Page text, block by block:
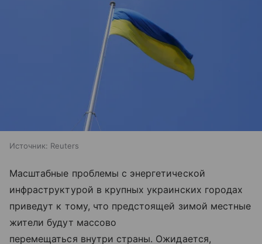
Источник: Reuters
Масштабные проблемы с энергетической
инфраструктурой в крупных украинских городах
приведут к тому, что предстоящей зимой местные
жители будут массово
перемещаться внутри страны. Ожидается,